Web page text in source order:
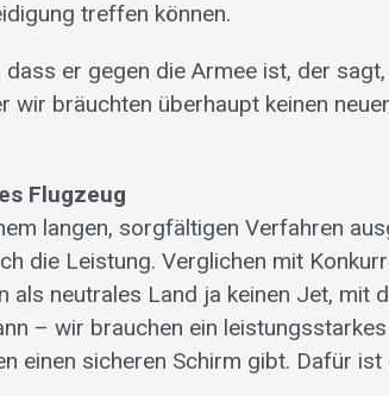
treffen können.
er gegen die Armee ist, der
wir bräuchten überhaupt keinen
Flugzeug
langen, sorgfältigen Verfahren
die Leistung. Verglichen mit
als neutrales Land ja keinen Jet, mit
– wir brauchen ein
einen sicheren Schirm gibt. Dafür